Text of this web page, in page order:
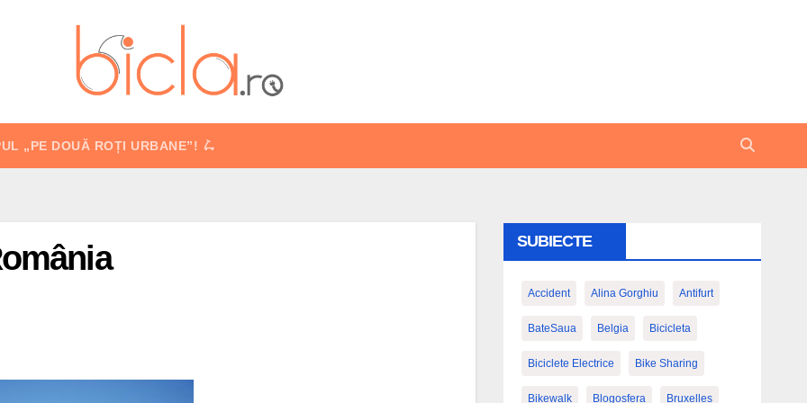
„PE DOUĂ ROȚI URBANE”! 🛴
SUBIECTE
Accident Alina Gorghiu Antifurt
BateSaua Belgia Bicicleta
Biciclete Electrice Bike Sharing
Bikewalk Blogosfera Bruxelles